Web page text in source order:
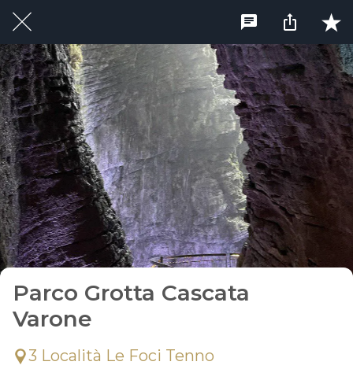
Parco Grotta Cascata
Varone
3 Località Le Foci Tenno